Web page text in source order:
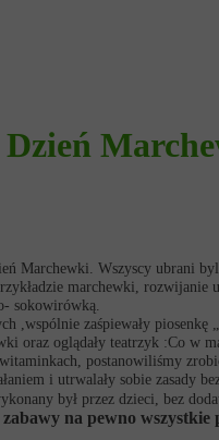
Marchewki. Wszyscy ubrani
marchewki, rozwijanie
sokowirówką.
,wspólnie zaśpiewały
oraz oglądały teatrzyk :Co w
postanowiliśmy
i utrwalały sobie zasady
był przez dzieci, bez
na pewno
Dzień